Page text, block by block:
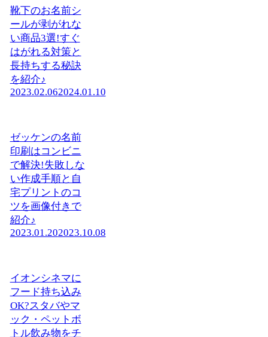
靴下のお名前シ
ールが剥がれな
い商品3選!すぐ
はがれる対策と
長持ちする秘訣
を紹介♪
2023.02.062024.01.10
ゼッケンの名前
印刷はコンビニ
で解決!失敗しな
い作成手順と自
宅プリントのコ
ツを画像付きで
紹介♪
2023.01.202023.10.08
イオンシネマに
フード持ち込み
OK?スタバやマ
ック・ペットボ
トル飲み物をチ